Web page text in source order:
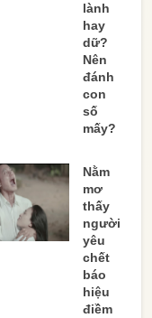
lành
hay
dữ?
Nên
đánh
con
số
mấy?
Nằm
mơ
thấy
người
yêu
chết
báo
hiệu
điềm